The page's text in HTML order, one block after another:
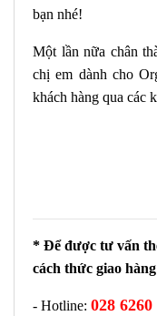
bạn nhé!
Một lần nữa chân
chị em dành cho
khách hàng qua các
* Để được tư vấn
cách thức giao
- Hotline: 028 6260